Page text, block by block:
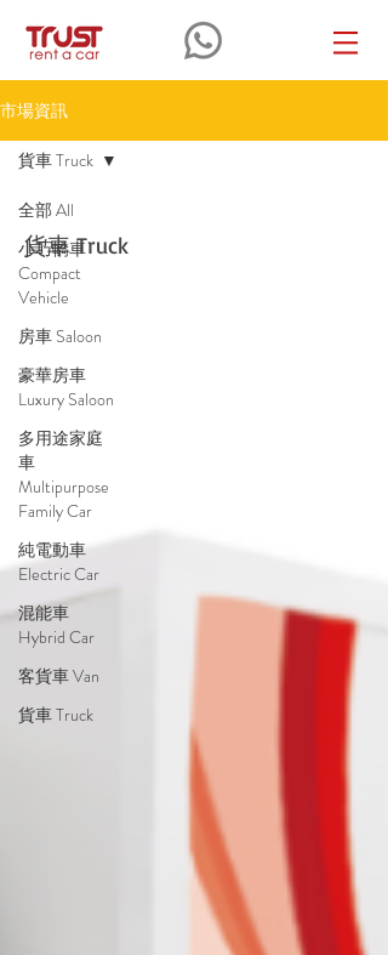
市場資訊
全部 All
小巧轎車
Compact
Vehicle
房車 Saloon
豪華房車
Luxury Saloon
多用途家庭
車
Multipurpose
Family Car
純電動車
Electric Car
混能車
Hybrid Car
客貨車 Van
貨車 Truck
貨車 Truck
貨車 Truck